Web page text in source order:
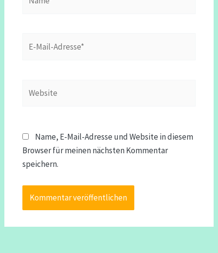
Mail-
Name, E-Mail-Adresse und Website in diesem
Browser für meinen nächsten Kommentar
speichern.